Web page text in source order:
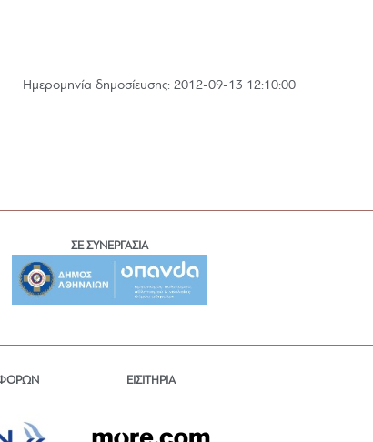
Hμερομηνία δημοσίευσης: 2012-09-13 12:10:00
ΣΕ ΣΥΝΕΡΓΑΣΙΑ
ΕΙΣΙΤΗΡΙΑ